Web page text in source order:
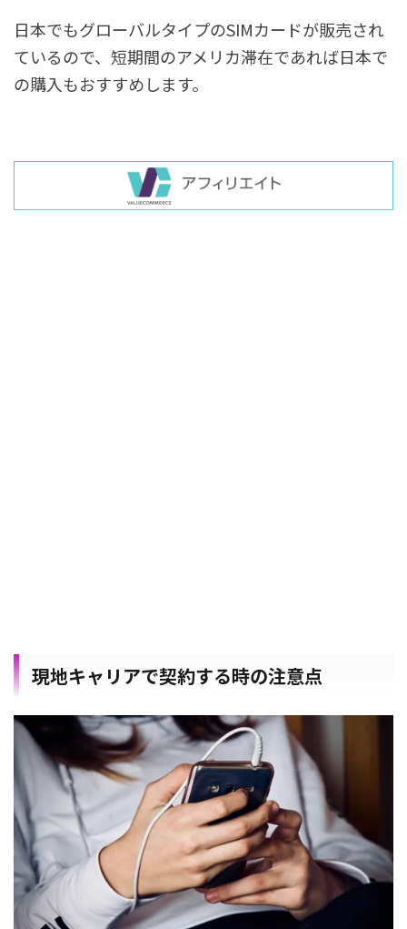
日本でもグローバルタイプのSIMカードが販売され
ているので、短期間のアメリカ滞在であれば日本で
の購入もおすすめします。
現地キャリアで契約する時の注意点